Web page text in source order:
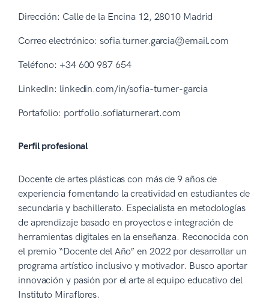
Dirección: Calle de la Encina 12, 28010 Madrid
Correo electrónico: sofia.turner.garcia@email.com
Teléfono: +34 600 987 654
LinkedIn: linkedin.com/in/sofia-turner-garcia
Portafolio: portfolio.sofiaturnerart.com
Perfil profesional
Docente de artes plásticas con más de 9 años de
experiencia fomentando la creatividad en estudiantes de
secundaria y bachillerato. Especialista en metodologías
de aprendizaje basado en proyectos e integración de
herramientas digitales en la enseñanza. Reconocida con
el premio “Docente del Año” en 2022 por desarrollar un
programa artístico inclusivo y motivador. Busco aportar
innovación y pasión por el arte al equipo educativo del
Instituto Miraflores.